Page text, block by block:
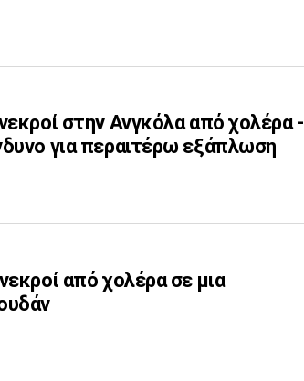
στην Ανγκόλα από χολέρα -
για περαιτέρω εξάπλωση
από χολέρα σε μια